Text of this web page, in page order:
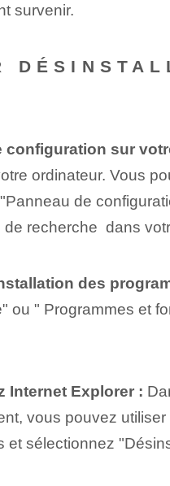
survenir.
configuration sur
ordinateur. Vous
de
recherche ⁣ dans
des
ou " Programmes et
Internet Explorer :
vous pouvez
et sélectionnez